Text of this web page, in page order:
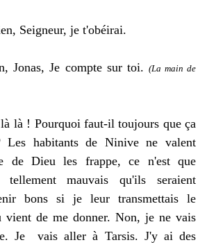
Seigneur, je t'obéirai.
Jonas, Je compte sur toi. (La main de
là ! Pourquoi faut-il toujours que ça
habitants de Ninive ne valent
de Dieu les frappe, ce n'est que
mauvais qu'ils seraient
bons si je leur transmettais le
vient de me donner. Non, je ne vais
Je vais aller à Tarsis. J'y ai des